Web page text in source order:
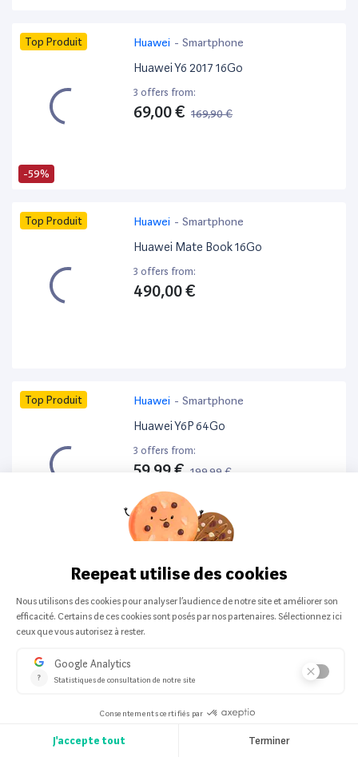
-59%
Top Produit Huawei - Smartphone
Huawei Y6 2017 16Go
3 offers from:
69,00 € 169,90 €
Top Produit Huawei - Smartphone
Huawei Mate Book 16Go
3 offers from:
490,00 €
Top Produit Huawei - Smartphone
Huawei Y6P 64Go
3 offers from:
59,99 € 199,99 €
Top Produit Huawei- Smartphone
Huawei Pura 70 Ultra 512Go
3 offers from: